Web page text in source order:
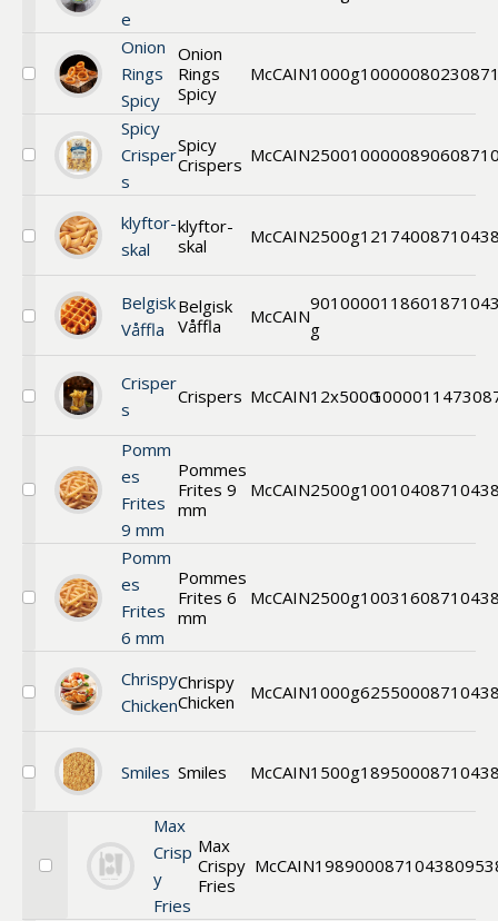
e
Välj
Onion
Onion
Rings
Spicy
Onion
Rings
Spicy
McCAIN1000g1000008023
Välj
Crispers
Spicy
Crisper
s
Spicy
Crispers McCAIN25001000008906
Välj
utan
klyftor-
skal
klyftor-
skal
McCAIN2500g121740
Välj
Belgisk
Belgisk
Våffla
Belgisk
Våffla
McCAIN
90
g
1000011860
Välj
Crisper
s
Crispers McCAIN12x500G1000011473
Välj
Pomm
es
Frites
9 mm
Pommes
Frites 9
mm
McCAIN2500g100104
Välj
Pomm
es
Frites
6 mm
Pommes
Frites 6
mm
McCAIN2500g100316
Välj
Chicken
Chrispy
Chicken
Chrispy
Chicken
McCAIN1000g625500
Välj
Smiles Smiles McCAIN1500g189500
Välj
Max
Crisp
y
Fries
Max
Crispy
Fries
McCAIN198900